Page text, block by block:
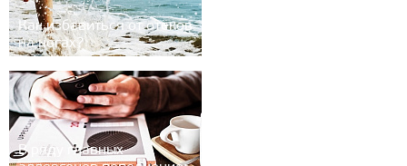
Как избавиться от отёков
на ногах?
В ряду главных